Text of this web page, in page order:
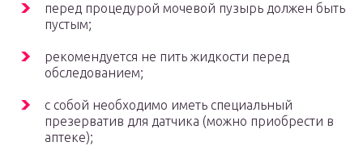
перед процедурой мочевой пузырь должен быть
пустым;
рекомендуется не пить жидкости перед
обследованием;
с собой необходимо иметь специальный
презерватив для датчика (можно приобрести в
аптеке);